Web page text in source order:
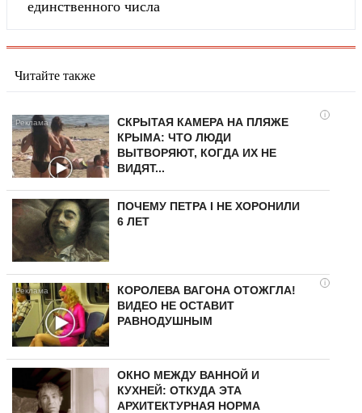
единственного числа
Читайте также
i
СКРЫТАЯ КАМЕРА НА ПЛЯЖЕ
КРЫМА: ЧТО ЛЮДИ
ВЫТВОРЯЮТ, КОГДА ИХ НЕ
ВИДЯТ...
ПОЧЕМУ ПЕТРА I НЕ ХОРОНИЛИ
6 ЛЕТ
i
КОРОЛЕВА ВАГОНА ОТОЖГЛА!
ВИДЕО НЕ ОСТАВИТ
РАВНОДУШНЫМ
ОКНО МЕЖДУ ВАННОЙ И
КУХНЕЙ: ОТКУДА ЭТА
АРХИТЕКТУРНАЯ НОРМА